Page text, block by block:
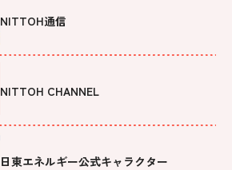
NITTOH通信
NITTOH CHANNEL
日東エネルギー公式キャラクター